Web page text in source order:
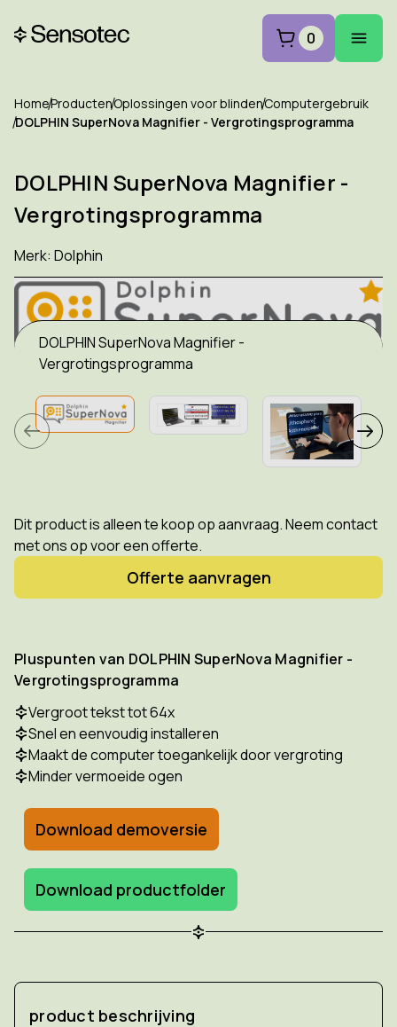
0
HomeProductenOplossingen voor blindenComputergebruik
DOLPHIN SuperNova Magnifier - Vergrotingsprogramma
DOLPHIN SuperNova Magnifier -
Vergrotingsprogramma
Merk: Dolphin
DOLPHIN SuperNova Magnifier -
Vergrotingsprogramma
Dit product is alleen te koop op aanvraag. Neem contact
met ons op voor een offerte.
Offerte aanvragen
Pluspunten van DOLPHIN SuperNova Magnifier -
Vergrotingsprogramma
Vergroot tekst tot 64x
Snel en eenvoudig installeren
Maakt de computer toegankelijk door vergroting
Minder vermoeide ogen
Download demoversie
Download productfolder
product beschrijving